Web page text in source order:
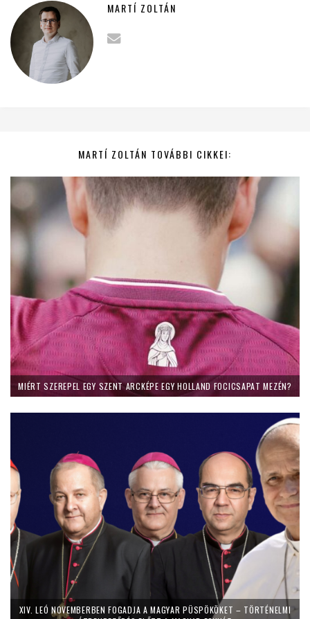
MARTÍ ZOLTÁN
MARTÍ ZOLTÁN TOVÁBBI CIKKEI:
MIÉRT SZEREPEL EGY SZENT ARCKÉPE EGY HOLLAND FOCICSAPAT MEZÉN?
XIV. LEÓ NOVEMBERBEN FOGADJA A MAGYAR PÜSPÖKÖKET – TÖRTÉNELMI